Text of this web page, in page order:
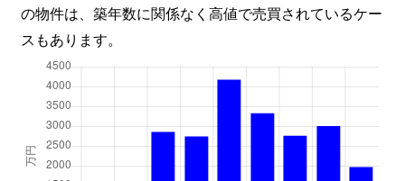
の物件は、築年数に関係なく高値で売買されているケー
スもあります。